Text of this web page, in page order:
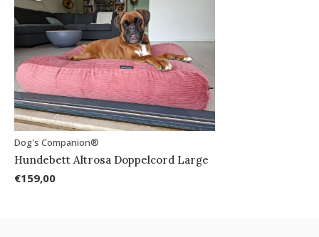
Dog's Companion®
Hundebett Altrosa Doppelcord Large
€159,00